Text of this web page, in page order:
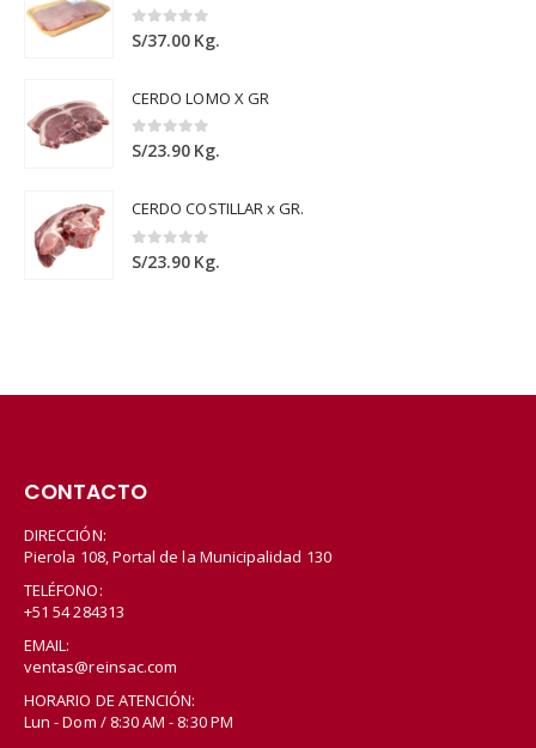
0out of 5
S/37.00 Kg.
CERDO LOMO X GR
0out of 5
S/23.90 Kg.
CERDO COSTILLAR x GR.
0out of 5
S/23.90 Kg.
CONTACTO
DIRECCIÓN:
Pierola 108, Portal de la Municipalidad 130
TELÉFONO:
+51 54 284313
EMAIL:
ventas@reinsac.com
HORARIO DE ATENCIÓN:
Lun - Dom / 8:30 AM - 8:30 PM